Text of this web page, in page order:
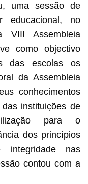
uma sessão de
educacional, no
Assembleia
como objectivo
das escolas os
da Assembleia
conhecimentos
instituições de
para o
dos princípios
integridade nas
contou com a